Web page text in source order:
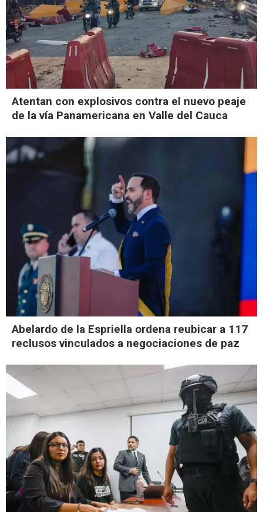
Atentan con explosivos contra el nuevo peaje
de la vía Panamericana en Valle del Cauca
Abelardo de la Espriella ordena reubicar a 117
reclusos vinculados a negociaciones de paz